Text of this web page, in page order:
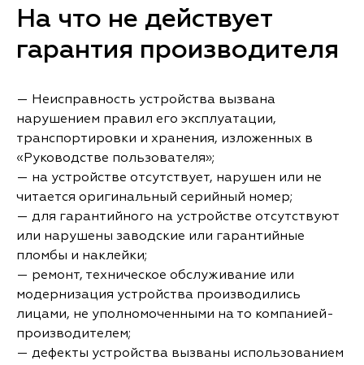
На что не действует
гарантия производителя
— Неисправность устройства вызвана
нарушением правил его эксплуатации,
транспортировки и хранения, изложенных в
«Руководстве пользователя»;
— на устройстве отсутствует, нарушен или не
читается оригинальный серийный номер;
— для гарантийного на устройстве отсутствуют
или нарушены заводские или гарантийные
пломбы и наклейки;
— ремонт, техническое обслуживание или
модернизация устройства производились
лицами, не уполномоченными на то компанией-
производителем;
— дефекты устройства вызваны использованием